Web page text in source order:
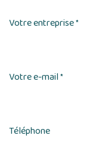
Votre entreprise*
Votre e-mail*
Téléphone